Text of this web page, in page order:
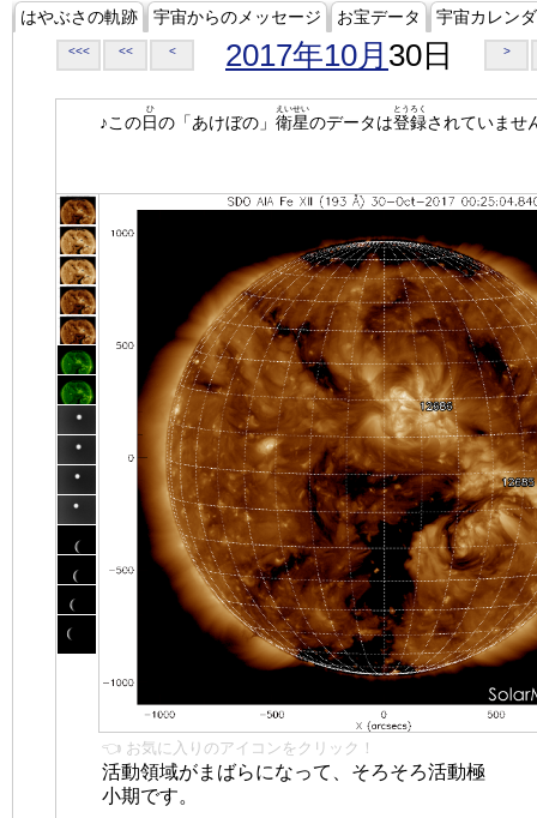
はやぶさの軌跡 宇宙からのメッセージ お宝データ 宇宙カレン
<<< << < 2017年10月 30日 >
♪この日
ひ
の「あけぼの」 衛星
えいせい
のデータは登録
とうろく
されていませ
👈 お気に入りのアイコンをクリック！
活動領域がまばらになって、そろそろ活動極
小期です。